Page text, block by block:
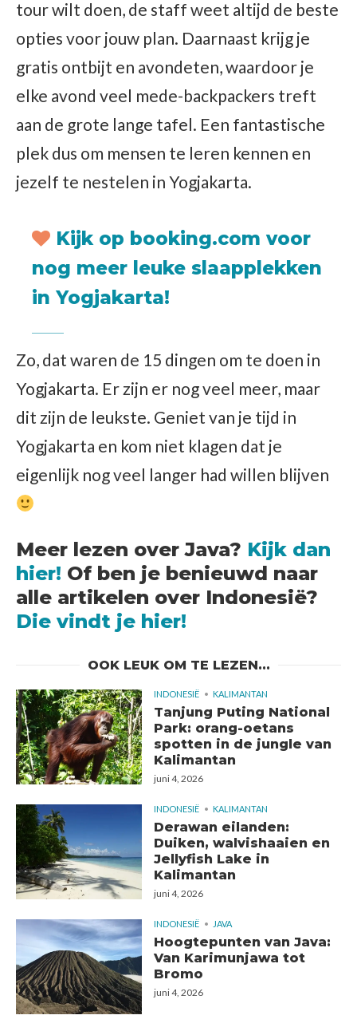
tour wilt doen, de staff weet altijd de beste
opties voor jouw plan. Daarnaast krijg je
gratis ontbijt en avondeten, waardoor je
elke avond veel mede-backpackers treft
aan de grote lange tafel. Een fantastische
plek dus om mensen te leren kennen en
jezelf te nestelen in Yogjakarta.
Kijk op booking.com voor
nog meer leuke slaapplekken
in Yogjakarta!
Zo, dat waren de 15 dingen om te doen in
Yogjakarta. Er zijn er nog veel meer, maar
dit zijn de leukste. Geniet van je tijd in
Yogjakarta en kom niet klagen dat je
eigenlijk nog veel langer had willen blijven
Meer lezen over Java? Kijk dan
hier! Of ben je benieuwd naar
alle artikelen over Indonesië?
Die vindt je hier!
OOK LEUK OM TE LEZEN...
INDONESIË KALIMANTAN
Tanjung Puting National
Park: orang-oetans
spotten in de jungle van
Kalimantan
juni 4, 2026
INDONESIË KALIMANTAN
Derawan eilanden:
Duiken, walvishaaien en
Jellyfish Lake in
Kalimantan
juni 4, 2026
INDONESIË JAVA
Hoogtepunten van Java:
Van Karimunjawa tot
Bromo
juni 4, 2026